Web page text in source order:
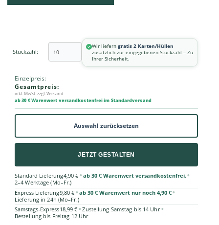
Stückzahl:
Wir liefern gratis 2 Karten/Hüllen
zusätzlich zur eingegebenen Stückzahl – Zu
Ihrer Sicherheit.
Einzelpreis:
Gesamtpreis:
inkl. MwSt. zzgl. Versand
ab 30 € Warenwert versandkostenfrei im Standardversand
Auswahl zurücksetzen
JETZT GESTALTEN
Standard Lieferung4,90 € • ab 30 € Warenwert versandkostenfrei.•
2–4 Werktage (Mo–Fr.)
Express Lieferung9,80 € • ab 30 € Warenwert nur noch 4,90 €•
Lieferung in 24h (Mo–Fr.)
Samstags-Express18,99 € • Zustellung Samstag bis 14 Uhr •
Bestellung bis Freitag 12 Uhr